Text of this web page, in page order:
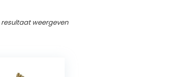
resultaat weergeven